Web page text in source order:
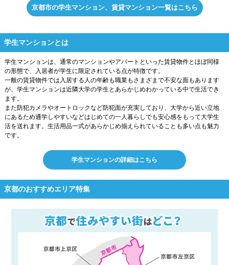
京都市の学生マンション、賃貸マンション一覧はこちら
学生マンションとは
学生マンションは、通常のマンションやアパートといった賃貸物件とほぼ同様
の形態で、入居者が学生に限定されている点が特徴です。
一般の賃貸物件では入居する人の年齢も職業もさまざまで不安な面もあります
が、学生マンションは近隣大学の学生とあらかじめわかっている中で生活でき
ます。
また防犯カメラやオートロックなど防犯面が充実しており、大学から近い立地
にあるため通学しやすいなどはじめての一人暮らしでも安心感をもって大学生
活を送れます。生活用品一式があらかじめ揃えられていることも多い点も魅力
です。
学生マンションの詳細はこちら
京都のおすすめエリア特集